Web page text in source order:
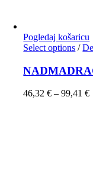
Pogledaj košaricu
Select options /
46,32€ –99,41€